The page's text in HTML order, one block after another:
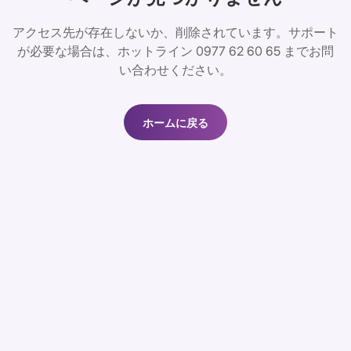
アクセス先が存在しないか、削除されています。サポート
が必要な場合は、ホットライン 0977 62 60 65 までお問
い合わせください。
ホームに戻る
ホームに戻る